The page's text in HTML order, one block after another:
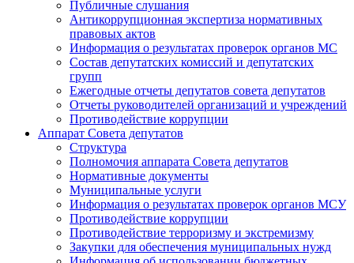
Публичные слушания
Антикоррупционная экспертиза нормативных
правовых актов
Информация о результатах проверок органов МС
Состав депутатских комиссий и депутатских
групп
Ежегодные отчеты депутатов совета депутатов
Отчеты руководителей организаций и учреждений
Противодействие коррупции
Аппарат Совета депутатов
Структура
Полномочия аппарата Совета депутатов
Нормативные документы
Муниципальные услуги
Информация о результатах проверок органов МСУ
Противодействие коррупции
Противодействие терроризму и экстремизму
Закупки для обеспечения муниципальных нужд